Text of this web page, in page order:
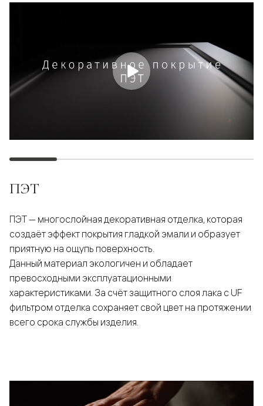
ПЭТ
ПЭТ — многослойная декоративная отделка, которая
создаёт эффект покрытия гладкой эмали и образует
приятную на ощупь поверхность.
Данный материал экологичен и обладает
превосходными эксплуатационными
характеристиками. За счёт защитного слоя лака с UF
фильтром отделка сохраняет свой цвет на протяжении
всего срока службы изделия.